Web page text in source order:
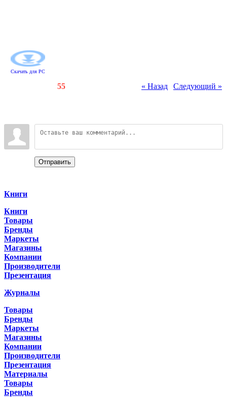
Скачать для PC
« Назад Следующий »
55
Отправить
Книги
Книги
Товары
Бренды
Маркеты
Магазины
Компании
Производители
Презентация
Журналы
Товары
Бренды
Маркеты
Магазины
Компании
Производители
Презентация
Материалы
Товары
Бренды